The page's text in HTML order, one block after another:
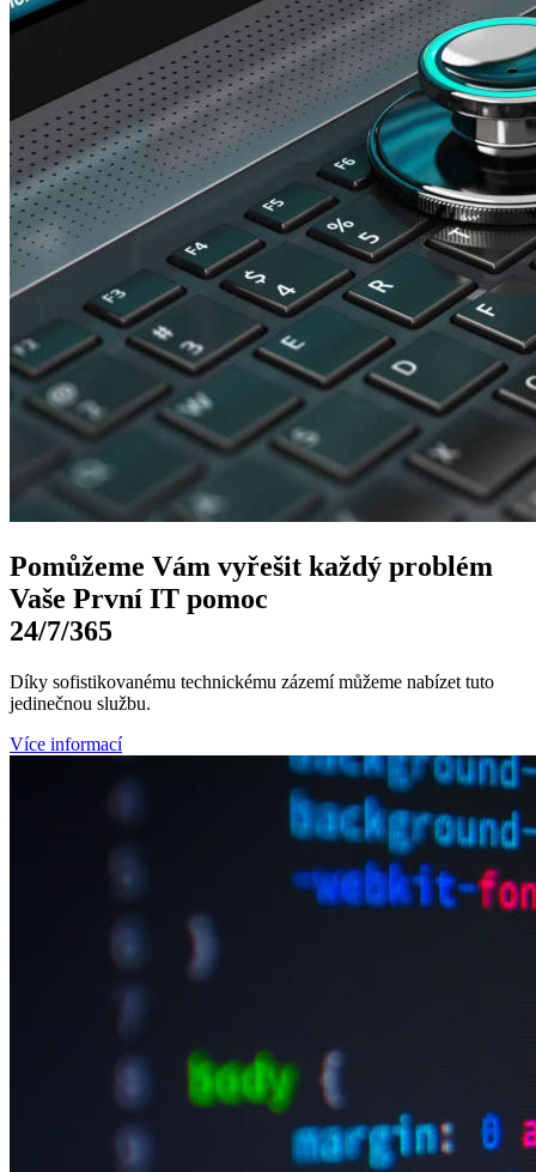
Pomůžeme Vám vyřešit každý problém
Vaše První IT pomoc
24/7/365
Díky sofistikovanému technickému zázemí můžeme nabízet tuto
jedinečnou službu.
Více informací